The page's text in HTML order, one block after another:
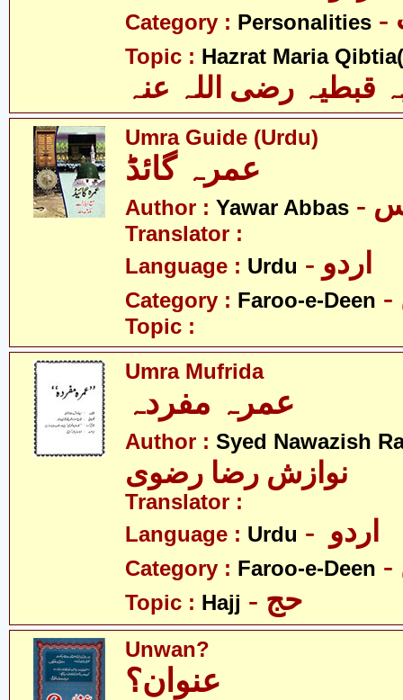
Category : Personalities
Topic : Hazrat Maria
قبطیہ رضی اللہ عنہ
Umra Guide (Urdu)
عمرہ گائڈ
Author : Yawar Abbas
Translator :
Language : Urdu - اردو
Category : Faroo-e-Deen
Topic :
Umra Mufrida
عمرہ مفردہ
Author : Syed Nawazish
نوازش رضا رضوی
Translator :
Language : Urdu
Category : Faroo-e-Deen
Topic : Hajj - حج
Unwan?
عنوان؟